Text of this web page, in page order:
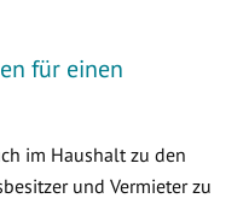
für einen
im Haushalt zu den
und Vermieter zu